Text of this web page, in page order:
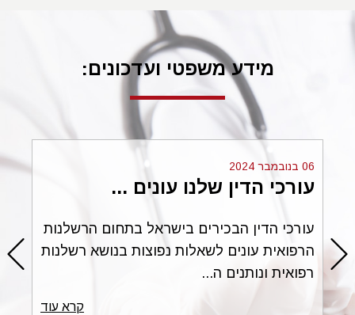
מידע משפטי ועדכונים:
עוד
06 בנובמבר 2024
עורכי הדין שלנו עונים ...
עורכי הדין הבכירים בישראל בתחום הרשלנות
הרפואית עונים לשאלות נפוצות בנושא רשלנות
רפואית ונותנים ה...
קרא עוד